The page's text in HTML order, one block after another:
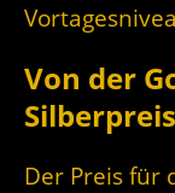
Von der
Der Preis für